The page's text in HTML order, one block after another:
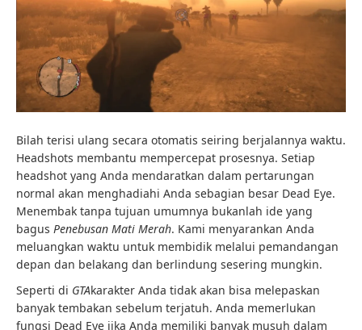
Bilah terisi ulang secara otomatis seiring berjalannya waktu.
Headshots membantu mempercepat prosesnya. Setiap
headshot yang Anda mendaratkan dalam pertarungan
normal akan menghadiahi Anda sebagian besar Dead Eye.
Menembak tanpa tujuan umumnya bukanlah ide yang
bagus Penebusan Mati Merah. Kami menyarankan Anda
meluangkan waktu untuk membidik melalui pemandangan
depan dan belakang dan berlindung sesering mungkin.
Seperti di GTAkarakter Anda tidak akan bisa melepaskan
banyak tembakan sebelum terjatuh. Anda memerlukan
fungsi Dead Eye jika Anda memiliki banyak musuh dalam